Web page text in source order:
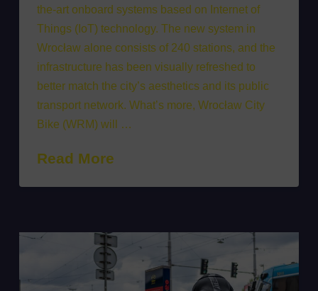
the-art onboard systems based on Internet of
Things (IoT) technology. The new system in
Wrocław alone consists of 240 stations, and the
infrastructure has been visually refreshed to
better match the city’s aesthetics and its public
transport network. What’s more, Wrocław City
Bike (WRM) will …
Read More